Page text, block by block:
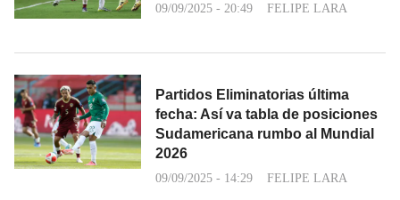
09/09/2025 - 20:49 FELIPE LARA
Partidos Eliminatorias última
fecha: Así va tabla de posiciones
Sudamericana rumbo al Mundial
2026
09/09/2025 - 14:29 FELIPE LARA